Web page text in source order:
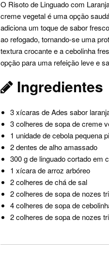
O Risoto de Linguado com
creme vegetal é uma opção
adiciona um toque de sabor
ao refogado, tornando-se uma
textura crocante e a cebolinha
opção para uma refeição leve e
Ingredientes
3 xícaras de Ades sabor
3 colheres de sopa de creme
1 unidade de cebola pequena
2 dentes de alho amassado
300 g de linguado cortado em
1 xícara de arroz arbóreo
2 colheres de chá de sal
2 colheres de sopa de nozes
4 colheres de sopa de
2 colheres de sopa de nozes